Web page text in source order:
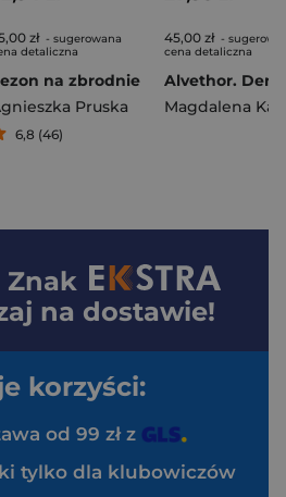
Jr Kazimierz
zł - sugerowana
detaliczna
na zbrodnie
Pruska
6,8 (46)
45,00 zł -
cena detaliczna
Alvethor.
Znak
na dostawie!
korzyści:
od 99 zł z
tylko dla klubowiczów